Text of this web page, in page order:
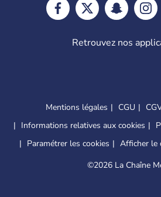
Retrouvez nos
Mentions légales CGU
Informations relatives aux cookies
Paramétrer les cookies
Afficher le
©2026 La Chaîne